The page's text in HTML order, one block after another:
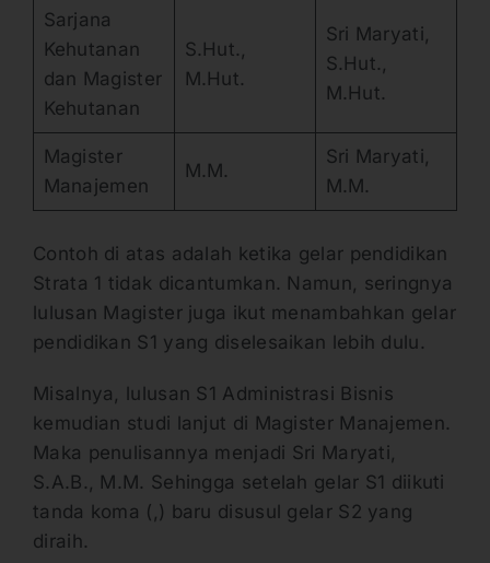
Sarjana
Kehutanan
dan Magister
Kehutanan
S.Hut.,
M.Hut.
Sri Maryati,
S.Hut.,
M.Hut.
Magister
Manajemen
M.M.
Sri Maryati,
M.M.
Contoh di atas adalah ketika gelar pendidikan
Strata 1 tidak dicantumkan. Namun, seringnya
lulusan Magister juga ikut menambahkan gelar
pendidikan S1 yang diselesaikan lebih dulu.
Misalnya, lulusan S1 Administrasi Bisnis
kemudian studi lanjut di Magister Manajemen.
Maka penulisannya menjadi Sri Maryati,
S.A.B., M.M. Sehingga setelah gelar S1 diikuti
tanda koma (,) baru disusul gelar S2 yang
diraih.